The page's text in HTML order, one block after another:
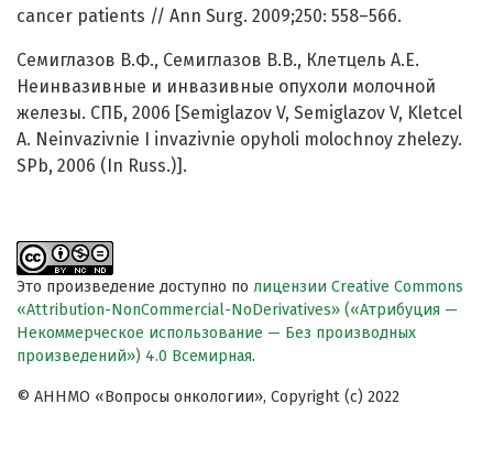
cancer patients // Ann Surg. 2009;250: 558–566.
Семиглазов В.Ф., Семиглазов В.В., Клетцель А.Е.
Неинвазивные и инвазивные опухоли молочной
железы. СПБ, 2006 [Semiglazov V, Semiglazov V, Kletcel
A. Neinvazivnie I invazivnie opyholi molochnoy zhelezy.
SPb, 2006 (In Russ.)].
Это произведение доступно по лицензии Creative Commons
«Attribution-NonCommercial-NoDerivatives» («Атрибуция —
Некоммерческое использование — Без производных
произведений») 4.0 Всемирная.
© АННМО «Вопросы онкологии», Copyright (c) 2022